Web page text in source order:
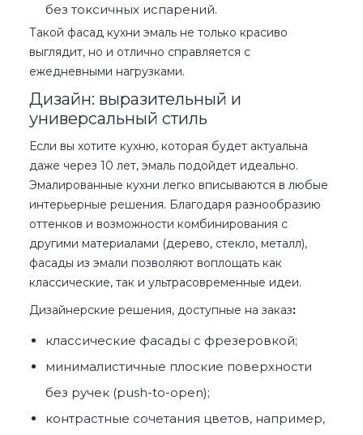
без токсичных испарений.
Такой фасад кухни эмаль не только красиво
выглядит, но и отлично справляется с
ежедневными нагрузками.
Дизайн: выразительный и
универсальный стиль
Если вы хотите кухню, которая будет актуальна
даже через 10 лет, эмаль подойдет идеально.
Эмалированные кухни легко вписываются в любые
интерьерные решения. Благодаря разнообразию
оттенков и возможности комбинирования с
другими материалами (дерево, стекло, металл),
фасады из эмали позволяют воплощать как
классические, так и ультрасовременные идеи.
Дизайнерские решения, доступные на заказ:
классические фасады с фрезеровкой;
минималистичные плоские поверхности
без ручек (push-to-open);
контрастные сочетания цветов, например,